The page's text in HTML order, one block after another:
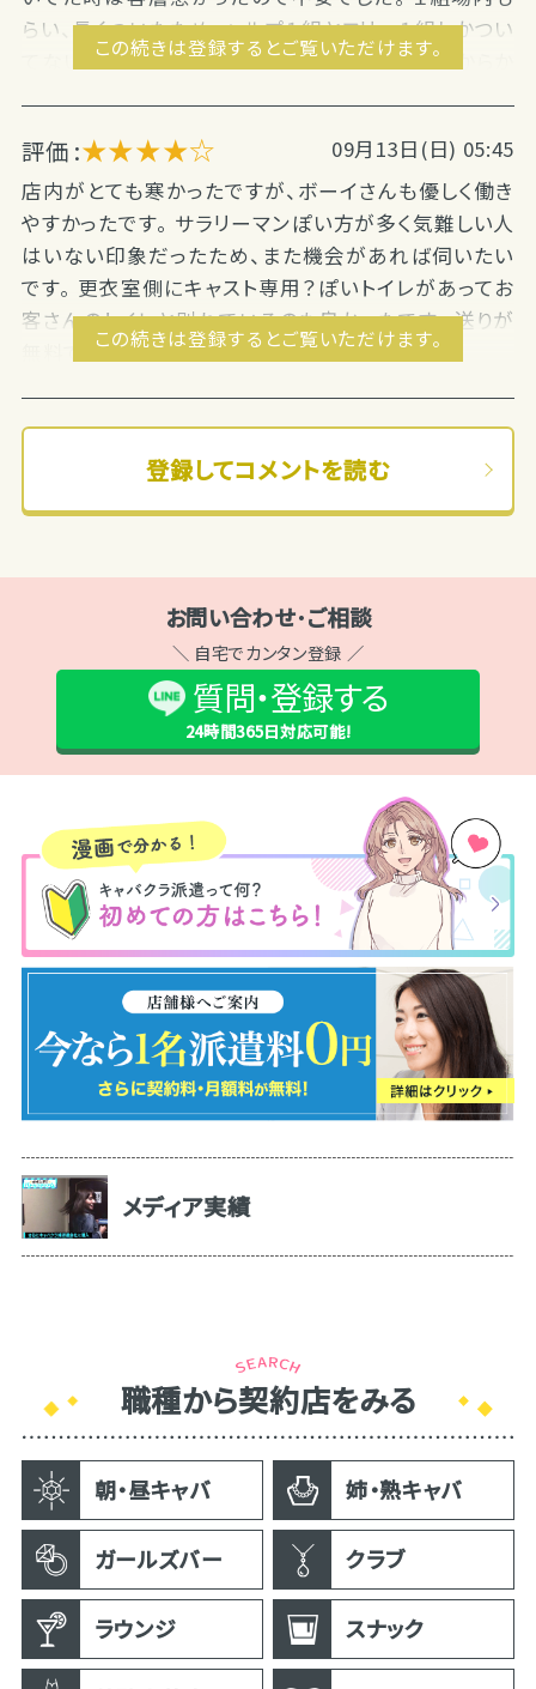
らい、長くついたため、ヘルプ１組とフリー１組しかつい
てないですが、優しい方ばかりでした。 土曜日だからか
この続きは登録するとご覧いただけます。
評価 :★★★★☆
09月13日(日) 05:45
店内がとても寒かったですが、ボーイさんも優しく働き
やすかったです。 サラリーマンぽい方が多く気難しい人
はいない印象だったため、また機会があれば伺いたい
です。 更衣室側にキャスト専用？ぽいトイレがあってお
客さんのトイレと別れているのも良かったです。 送りが
無料でしたし、すぐ出たので良かったです。個人...
この続きは登録するとご覧いただけます。
登録してコメントを読む
お問い合わせ･ご相談
＼ 自宅でカンタン登録 ／
質問・登録する
24時間365日対応可能!
メディア実績
職種から契約店をみる
朝・昼キャバ 姉・熟キャバ
ガールズバー クラブ
ラウンジ スナック